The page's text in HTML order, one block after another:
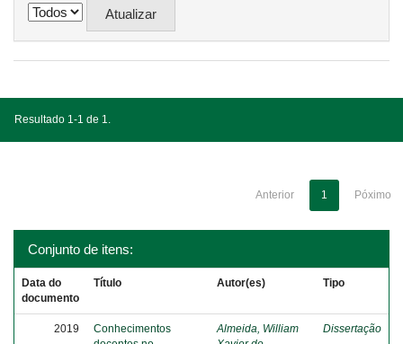
Resultado 1-1 de 1.
Anterior 1 Póximo
Conjunto de itens:
Data do
documento
Título Autor(es) Tipo
2019
Conhecimentos
Almeida, William
Dissertação